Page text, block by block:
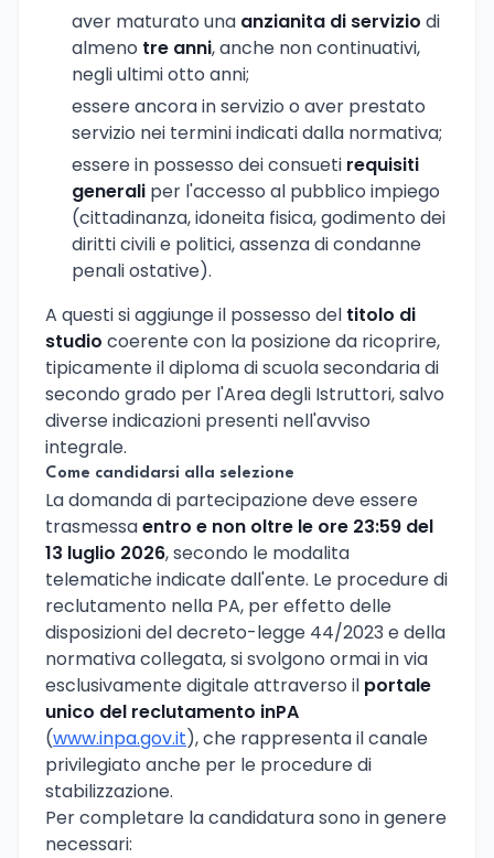
aver maturato una anzianita di servizio di
almeno tre anni, anche non continuativi,
negli ultimi otto anni;
essere ancora in servizio o aver prestato
servizio nei termini indicati dalla normativa;
essere in possesso dei consueti requisiti
generali per l'accesso al pubblico impiego
(cittadinanza, idoneita fisica, godimento dei
diritti civili e politici, assenza di condanne
penali ostative).
A questi si aggiunge il possesso del titolo di
studio coerente con la posizione da ricoprire,
tipicamente il diploma di scuola secondaria di
secondo grado per l'Area degli Istruttori, salvo
diverse indicazioni presenti nell'avviso
integrale.
Come candidarsi alla selezione
La domanda di partecipazione deve essere
trasmessaentro e non oltre le ore 23:59 del
13 luglio 2026, secondo le modalita
telematiche indicate dall'ente. Le procedure di
reclutamento nella PA, per effetto delle
disposizioni del decreto-legge 44/2023 e della
normativa collegata, si svolgono ormai in via
esclusivamente digitale attraverso il portale
unico del reclutamento inPA
(www.inpa.gov.it), che rappresenta il canale
privilegiato anche per le procedure di
stabilizzazione.
Per completare la candidatura sono in genere
necessari: